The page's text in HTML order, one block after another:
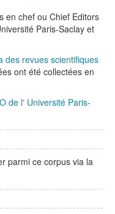
en chef ou Chief Editors
Paris-Saclay et
des revues scientifiques
ont été collectées en
de l' Université Paris-
parmi ce corpus via la